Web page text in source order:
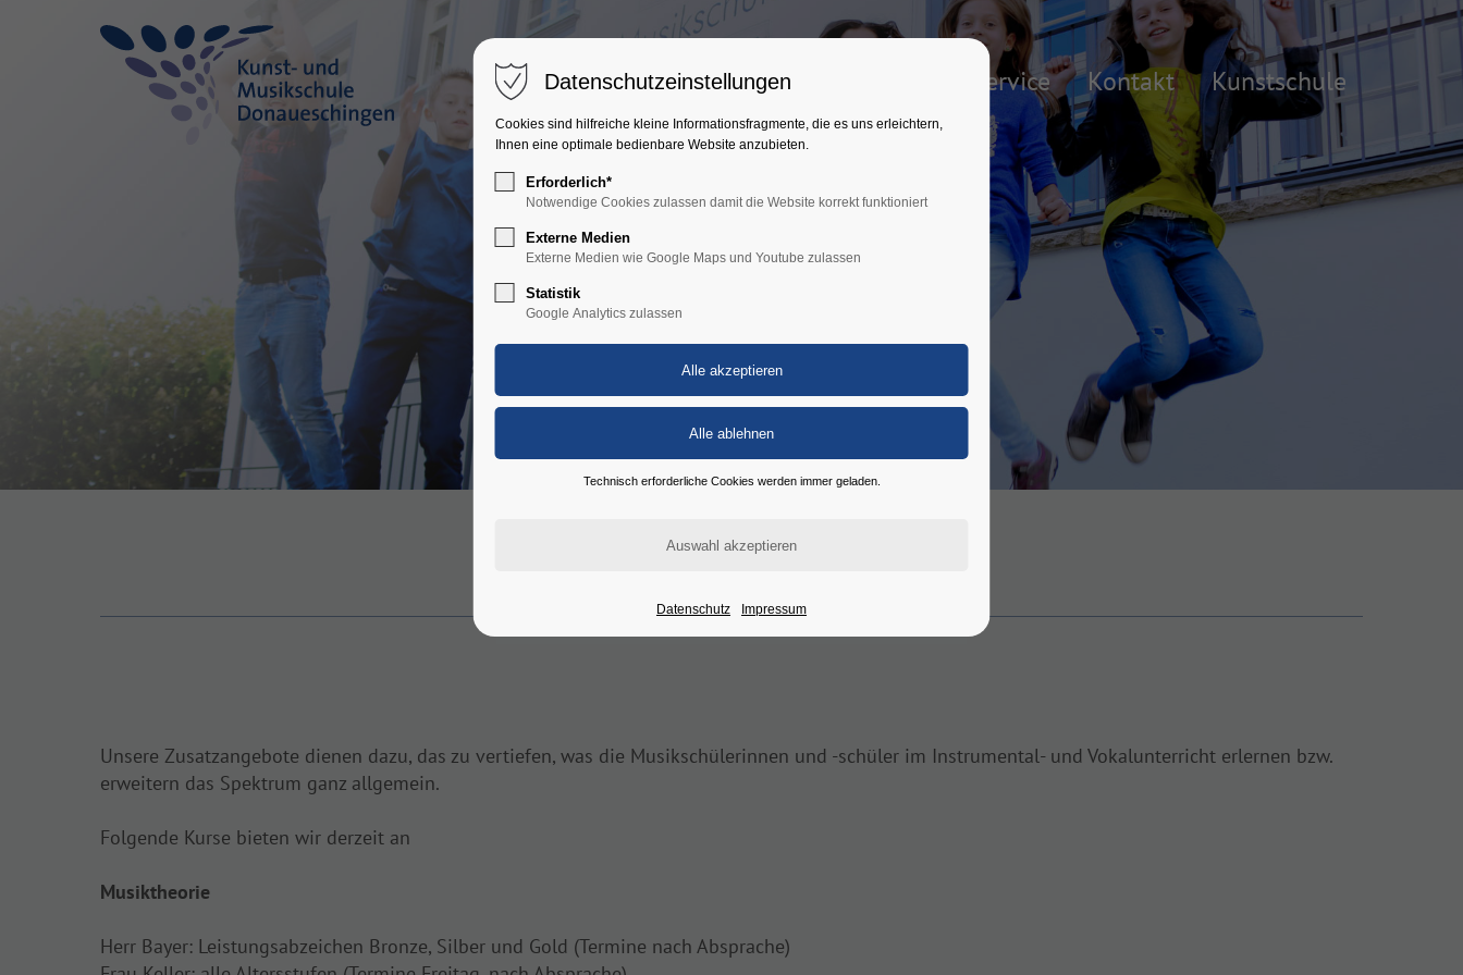
Login
Benutzername
Anmelden
Register Lost your password?
Support
Lorem ipsum dolor sit amet:
24h/ 365days
We offer support for our customers
Mon - Fri 8:00am - 5:00pm
(GMT +1)
Cybersteel Inc.
376-293 City Road, Suite 600
+44 1234 567 890
About us
Lorem ipsum dolor sit amet,
consectetuer adipiscing elit.
Aenean commodo ligula eget dolor.
Aenean massa. Cum sociis natoque
penatibus et magnis dis parturient
montes, nascetur ridiculus mus. Donec
quam felis, ultricies nec.
Über uns Angebot Service Kontakt Kunstschule
ZUSATZANGEBOTE
Unsere Zusatzangebote dienen dazu, das zu vertiefen, was die Musikschülerinnen und -schüler im Instrumental- und Vokalunterricht erlernen bzw.
erweitern das Spektrum ganz allgemein.
Folgende Kurse bieten wir derzeit an
Musiktheorie
Herr Bayer: Leistungsabzeichen Bronze, Silber und Gold (Termine nach Absprache)
Datenschutzeinstellungen
Cookies sind hilfreiche kleine Informationsfragmente, die es uns erleichtern,
Ihnen eine optimale bedienbare Website anzubieten.
Erforderlich*
Notwendige Cookies zulassen damit die Website korrekt funktioniert
Externe Medien
Externe Medien wie Google Maps und Youtube zulassen
Statistik
Google Analytics zulassen
Technisch erforderliche Cookies werden immer geladen.
Datenschutz Impressum